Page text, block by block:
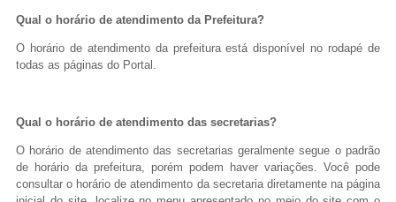
Áudios
Fale conosco
Fale conosco
Nome*
Telefone 1*
Telefone 2
Qual o horário de atendimento da Prefeitura?
O horário de atendimento da prefeitura está disponível no rodapé de
todas as páginas do Portal.
Qual o horário de atendimento das secretarias?
O horário de atendimento das secretarias geralmente segue o padrão
de horário da prefeitura, porém podem haver variações. Você pode
consultar o horário de atendimento da secretaria diretamente na página